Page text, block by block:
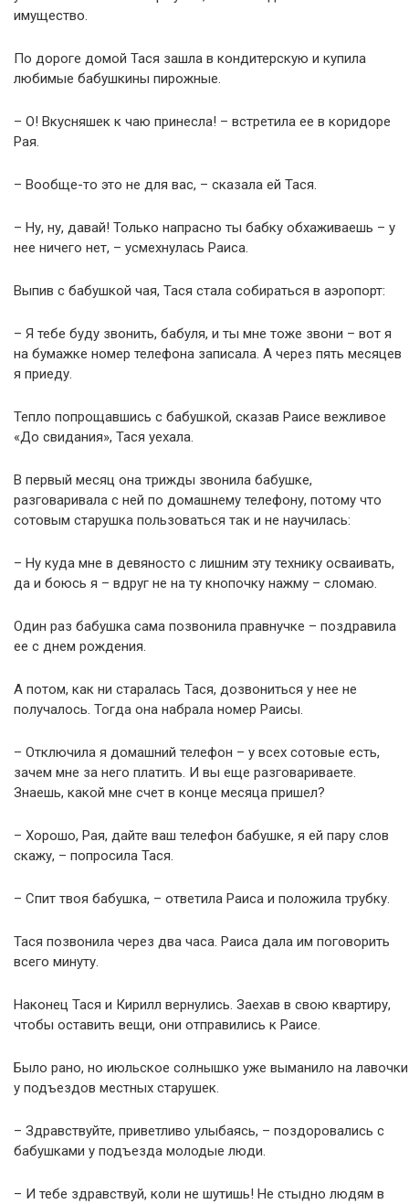
имущество.
По дороге домой Тася зашла в кондитерскую и купила
любимые бабушкины пирожные.
– О! Вкусняшек к чаю принесла! – встретила ее в коридоре
Рая.
– Вообще-то это не для вас, – сказала ей Тася.
– Ну, ну, давай! Только напрасно ты бабку обхаживаешь – у
нее ничего нет, – усмехнулась Раиса.
Выпив с бабушкой чая, Тася стала собираться в аэропорт:
– Я тебе буду звонить, бабуля, и ты мне тоже звони – вот я
на бумажке номер телефона записала. А через пять месяцев
я приеду.
Тепло попрощавшись с бабушкой, сказав Раисе вежливое
«До свидания», Тася уехала.
В первый месяц она трижды звонила бабушке,
разговаривала с ней по домашнему телефону, потому что
сотовым старушка пользоваться так и не научилась:
– Ну куда мне в девяносто с лишним эту технику осваивать,
да и боюсь я – вдруг не на ту кнопочку нажму – сломаю.
Один раз бабушка сама позвонила правнучке – поздравила
ее с днем рождения.
А потом, как ни старалась Тася, дозвониться у нее не
получалось. Тогда она набрала номер Раисы.
– Отключила я домашний телефон – у всех сотовые есть,
зачем мне за него платить. И вы еще разговариваете.
Знаешь, какой мне счет в конце месяца пришел?
– Хорошо, Рая, дайте ваш телефон бабушке, я ей пару слов
скажу, – попросила Тася.
– Спит твоя бабушка, – ответила Раиса и положила трубку.
Тася позвонила через два часа. Раиса дала им поговорить
всего минуту.
Наконец Тася и Кирилл вернулись. Заехав в свою квартиру,
чтобы оставить вещи, они отправились к Раисе.
Было рано, но июльское солнышко уже выманило на лавочки
у подъездов местных старушек.
– Здравствуйте, приветливо улыбаясь, – поздоровались с
бабушками у подъезда молодые люди.
– И тебе здравствуй, коли не шутишь! Не стыдно людям в